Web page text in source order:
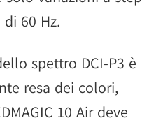
60 Hz.
spettro DCI-P3 è
resa dei colori,
10 Air deve